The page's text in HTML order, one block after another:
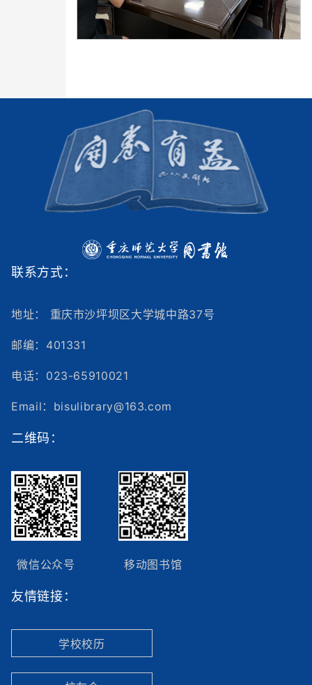
联系方式：
地址： 重庆市沙坪坝区大学城中路37号
邮编：401331
电话：023-65910021
Email：bisulibrary@163.com
二维码：
微信公众号 移动图书馆
友情链接：
学校校历